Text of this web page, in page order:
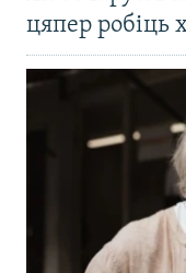
цяпер робіць